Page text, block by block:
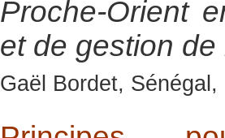
Proche-Orient
et de gestion de
Gaël Bordet,